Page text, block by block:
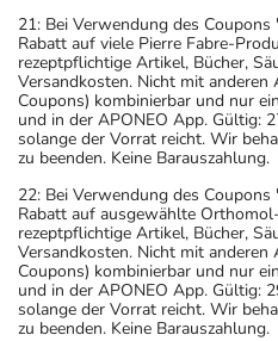
21: Bei Verwendung des
Rabatt auf viele Pierre Fabre-
rezeptpflichtige Artikel, Bücher,
Versandkosten. Nicht mit
Coupons) kombinierbar und nur
und in der APONEO App. Gültig:
solange der Vorrat reicht. Wir
zu beenden. Keine Barauszahlung.
22: Bei Verwendung des
Rabatt auf ausgewählte
rezeptpflichtige Artikel, Bücher,
Versandkosten. Nicht mit
Coupons) kombinierbar und nur
und in der APONEO App. Gültig:
solange der Vorrat reicht. Wir
zu beenden. Keine Barauszahlung.